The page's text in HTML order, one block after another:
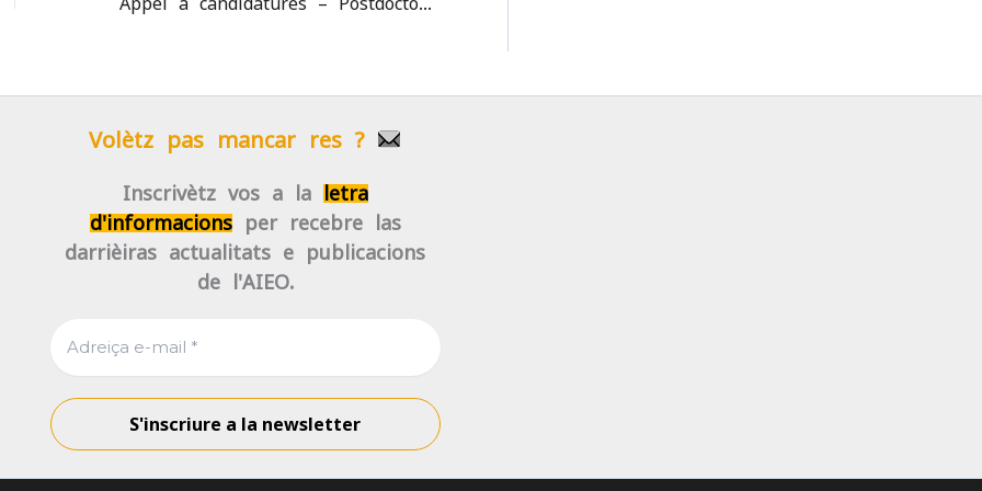
Volètz pas mancar res ?
Inscrivètz-vos a la
letra
d'informacionsper recebre las
darrièiras actualitats e publicacions
de l'AIEO.